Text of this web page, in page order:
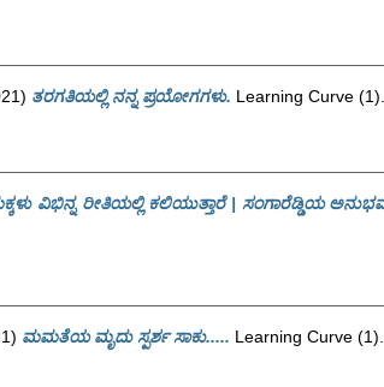
ತರಗತಿಯಲ್ಲಿ ನನ್ನ ಪ್ರಯೋಗಗಳು. Learning Curve
ವಿಭಿನ್ನ ರೀತಿಯಲ್ಲಿ ಕಲಿಯುತ್ತಾರೆ | ಸಂಗಾರೆಡ್ಡಿಯ
ಮಮತೆಯ ಮೃದು ಸ್ಪರ್ಶ ಸಾಕು..... Learning Curve